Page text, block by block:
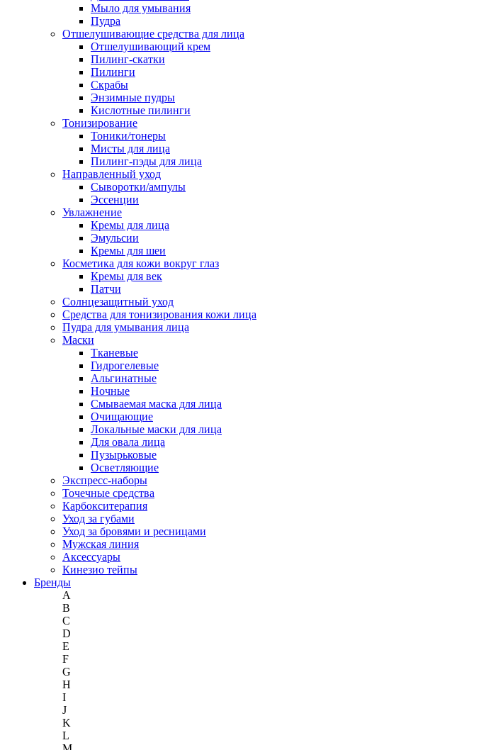
Мыло для умывания
Пудра
Отшелушивающие средства для лица
Отшелушивающий крем
Пилинг-скатки
Пилинги
Скрабы
Энзимные пудры
Кислотные пилинги
Тонизирование
Тоники/тонеры
Мисты для лица
Пилинг-пэды для лица
Направленный уход
Сыворотки/ампулы
Эссенции
Увлажнение
Кремы для лица
Эмульсии
Кремы для шеи
Косметика для кожи вокруг глаз
Кремы для век
Патчи
Солнцезащитный уход
Средства для тонизирования кожи лица
Пудра для умывания лица
Маски
Тканевые
Гидрогелевые
Альгинатные
Ночные
Смываемая маска для лица
Очищающие
Локальные маски для лица
Для овала лица
Пузырьковые
Осветляющие
Экспресс-наборы
Точечные средства
Карбокситерапия
Уход за губами
Уход за бровями и ресницами
Мужская линия
Аксессуары
Кинезио тейпы
Бренды
A
B
C
D
E
F
G
H
I
J
K
L